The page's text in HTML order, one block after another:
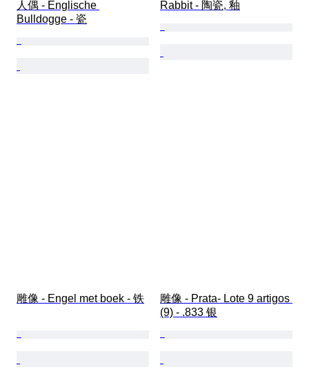
人偶 - Englische
Bulldogge - 瓷
Rabbit - 陶瓷, 釉
雕像 - Engel met boek - 铁
雕像 - Prata- Lote 9 artigos
(9) - .833 银